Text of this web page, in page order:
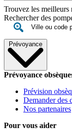
Trouvez les meilleurs
Rechercher des
Prévoyance
Prévoyance
Prévision
Demander des
Nos partenaires
Pour vous aider